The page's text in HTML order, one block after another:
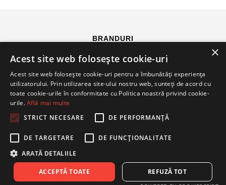
BRANDURI
© 2026 IRCAT-CO SRL. TEL: +40213170190
×
Acest site web folosește cookie-uri
Acest site web folosește cookie-uri pentru a îmbunătăți experiența
utilizatorului. Prin utilizarea site-ului nostru web, sunteți de acord cu
toate cookie-urile în conformitate cu Politica noastră privind cookie-
urile.Află mai multe
STRICT NECESARE
DE PERFORMANȚĂ
DE TARGETARE
DE FUNCŢIONALITATE
ARATĂ DETALIILE
ACCEPTĂ TOATE REFUZĂ TOT